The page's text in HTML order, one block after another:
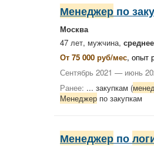
Менеджер по
Москва
47 лет, мужчина, среднее
От 75 000 руб/мес, опыт
Сентябрь 2021 — июнь
Ранее: ... закупкам (
Менеджер по закупкам
Менеджер по